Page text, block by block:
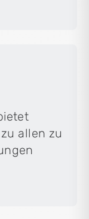
allen zu